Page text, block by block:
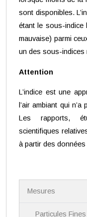
sont disponibles.
étant le sous-indice
mauvaise) parmi
un des sous-indices
Attention
L’indice est une
l’air ambiant qui
Les rapports,
scientifiques
à partir des données
Mesures
Particules Fines